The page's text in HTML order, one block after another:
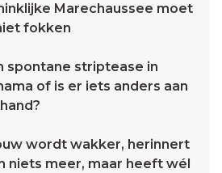
Marechaussee moet
fokken
spontane striptease in
of is er iets anders aan
wordt wakker, herinnert
niets meer, maar heeft wél